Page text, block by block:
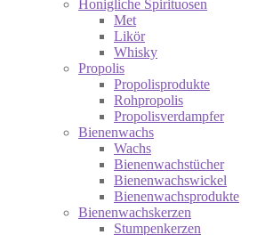
Honigliche Spirituosen
Met
Likör
Whisky
Propolis
Propolisprodukte
Rohpropolis
Propolisverdampfer
Bienenwachs
Wachs
Bienenwachstücher
Bienenwachswickel
Bienenwachsprodukte
Bienenwachskerzen
Stumpenkerzen